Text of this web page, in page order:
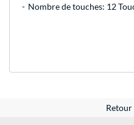
Nombre de touches: 12
Retour